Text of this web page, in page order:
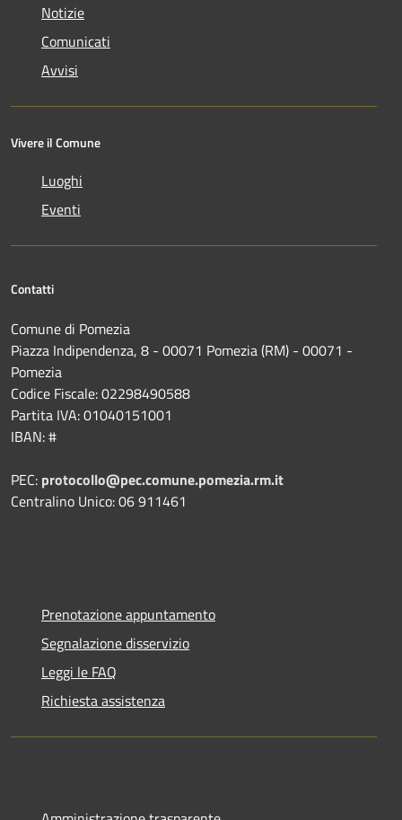
Notizie
Comunicati
Avvisi
Vivere il Comune
Luoghi
Eventi
Contatti
Comune di Pomezia
Piazza Indipendenza, 8 - 00071 Pomezia (RM) - 00071 -
Pomezia
Codice Fiscale: 02298490588
Partita IVA: 01040151001
IBAN: #
PEC: protocollo@pec.comune.pomezia.rm.it
Centralino Unico: 06 911461
Prenotazione appuntamento
Segnalazione disservizio
Leggi le FAQ
Richiesta assistenza